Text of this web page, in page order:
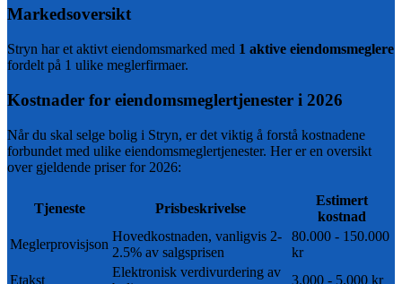
Markedsoversikt
Stryn har et aktivt eiendomsmarked med 1 aktive eiendomsmeglere
fordelt på 1 ulike meglerfirmaer.
Kostnader for eiendomsmeglertjenester i 2026
Når du skal selge bolig i Stryn, er det viktig å forstå kostnadene
forbundet med ulike eiendomsmeglertjenester. Her er en oversikt
over gjeldende priser for 2026:
Tjeneste Prisbeskrivelse
Estimert
kostnad
Meglerprovisjson
Hovedkostnaden, vanligvis 2-
2.5% av salgsprisen
80.000 - 150.000
kr
Etakst
Elektronisk verdivurdering av
3.000 - 5.000 kr